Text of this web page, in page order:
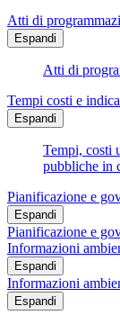
Atti di
Espandi
Atti di
Tempi costi e
Espandi
Tempi, costi
pubbliche in
Pianificazione e
Espandi
Pianificazione e
Informazioni
Espandi
Informazioni
Espandi